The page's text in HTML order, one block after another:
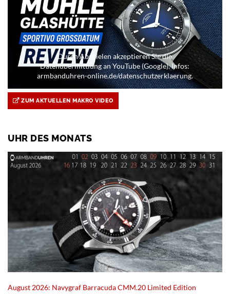
Durch Abspielen akzeptieren Sie die
Datenübermittlung an YouTube (Google). Infos:
armbanduhren-online.de/datenschutzerklaerung.
ZUM AKTUELLEN MAKRO VIDEO
UHR DES MONATS
August 2026: Navygraf Barracuda CMM.20 Limited Edition